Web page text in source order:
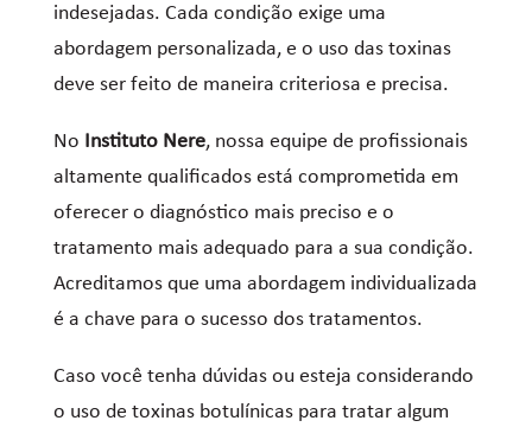
indesejadas. Cada condição exige uma
abordagem personalizada, e o uso das toxinas
deve ser feito de maneira criteriosa e precisa.
No Instituto Nere, nossa equipe de profissionais
altamente qualificados está comprometida em
oferecer o diagnóstico mais preciso e o
tratamento mais adequado para a sua condição.
Acreditamos que uma abordagem individualizada
é a chave para o sucesso dos tratamentos.
Caso você tenha dúvidas ou esteja considerando
o uso de toxinas botulínicas para tratar algum